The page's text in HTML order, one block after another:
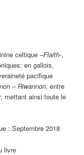
celtique –Flaith-,
en gallois,
pacifique
– Riwannon, entre
mettant ainsi toute le
: Septembre 2018
livre